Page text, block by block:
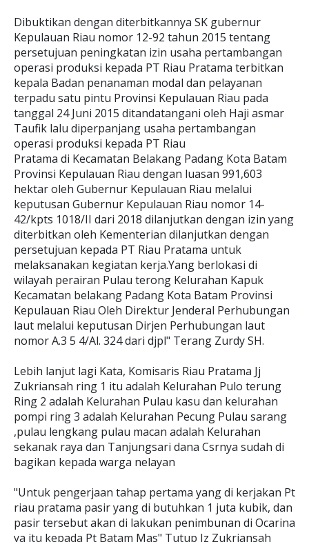
Dibuktikan dengan diterbitkannya SK gubernur
Kepulauan Riau nomor 12-92 tahun 2015 tentang
persetujuan peningkatan izin usaha pertambangan
operasi produksi kepada PT Riau Pratama terbitkan
kepala Badan penanaman modal dan pelayanan
terpadu satu pintu Provinsi Kepulauan Riau pada
tanggal 24 Juni 2015 ditandatangani oleh Haji asmar
Taufik lalu diperpanjang usaha pertambangan
operasi produksi kepada PT Riau
Pratama di Kecamatan Belakang Padang Kota Batam
Provinsi Kepulauan Riau dengan luasan 991,603
hektar oleh Gubernur Kepulauan Riau melalui
keputusan Gubernur Kepulauan Riau nomor 14-
42/kpts 1018/II dari 2018 dilanjutkan dengan izin yang
diterbitkan oleh Kementerian dilanjutkan dengan
persetujuan kepada PT Riau Pratama untuk
melaksanakan kegiatan kerja.Yang berlokasi di
wilayah perairan Pulau terong Kelurahan Kapuk
Kecamatan belakang Padang Kota Batam Provinsi
Kepulauan Riau Oleh Direktur Jenderal Perhubungan
laut melalui keputusan Dirjen Perhubungan laut
nomor A.3 5 4/Al. 324 dari djpl" Terang Zurdy SH.
Lebih lanjut lagi Kata, Komisaris Riau Pratama Jj
Zukriansah ring 1 itu adalah Kelurahan Pulo terung
Ring 2 adalah Kelurahan Pulau kasu dan kelurahan
pompi ring 3 adalah Kelurahan Pecung Pulau sarang
,pulau lengkang pulau macan adalah Kelurahan
sekanak raya dan Tanjungsari dana Csrnya sudah di
bagikan kepada warga nelayan
"Untuk pengerjaan tahap pertama yang di kerjakan Pt
riau pratama pasir yang di butuhkan 1 juta kubik, dan
pasir tersebut akan di lakukan penimbunan di Ocarina
ya itu kepada Pt Batam Mas" Tutup Jz Zukriansah